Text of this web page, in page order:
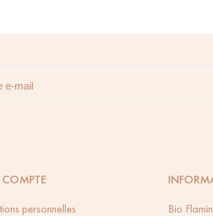
personnelles
Bio